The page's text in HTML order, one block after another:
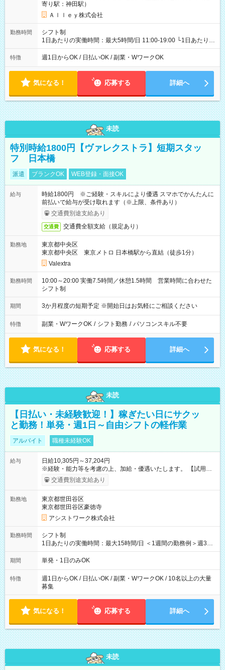
寄り駅：神田駅）
Ａｌｌｅｙ株式会社
勤務時間
シフト制
1日あたりの実働時間：最大5時間/日 11:00-19:00 └1日あたりの
実働時間：1-5時間 └上記の時間帯内であれば、いつでも勤務可
能！ └平日・土曜日の中で、お好きな曜日でご勤務いただけま
18:00 などのように、自由な働き方が可能なお仕事です！
特徴 週1日からOK / 日払いOK / 副業・WワークOK
気になる！ 応募する 詳細へ
未読
特別時給1800円【ヴァレクストラ】短期スタッ
フ 日本橋
派遣 ブランクOK WEB登録・面接OK
給与
時給1800円 ※ご経験・スキルにより優遇 スマホでかんたんに
前払いで給与が受け取れます（※上限、条件あり）
交通費別途支給あり
交通費 交通費全額支給（規定あり）
勤務地
東京都中央区
東京都中央区 東京メトロ 日本橋駅から直結（徒歩1分）
Valextra
勤務時間
10:00～20:00 実働7.5時間／休憩1.5時間 営業時間に合わせた
シフト制
期間 3か月程度の短期予定 ※開始日はお気軽にご相談ください
特徴 副業・WワークOK / シフト勤務 / パソコンスキル不要
気になる！ 応募する 詳細へ
未読
【日払い・未経験歓迎！】稼ぎたい日にサクッ
と勤務！単発・週1日～自由シフトの軽作業
アルバイト 職種未経験OK
給与
日給10,305円～37,204円
※経験・能力等を考慮の上、加給・優遇いたします。 【試用期
間】試用期間なし
交通費別途支給あり
勤務地
東京都世田谷区
東京都世田谷区豪徳寺
アシストワーク株式会社
勤務時間
シフト制
1日あたりの実働時間：最大15時間/日 ＜1週間の勤務例＞週3回
勤務 勤務：月・水・金 休み：火・木・土・日 好きな時にお仕事
可能です！ ※1日あたりの最大実働時間は日勤、夜勤共に勤務し
期間 単発・1日のみOK
特徴
週1日からOK / 日払いOK / 副業・WワークOK / 10名以上の大量
募集
気になる！ 応募する 詳細へ
未読